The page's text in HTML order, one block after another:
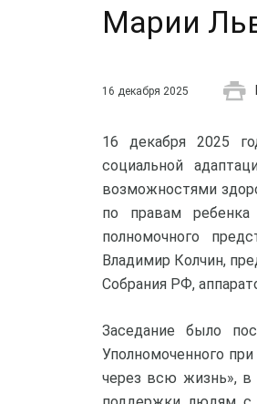
Марии
16 декабря 2025
16 декабря 2025
социальной
возможностями
по правам
полномочного
Владимир Колчин,
Собрания РФ,
Заседание было
Уполномоченного
через всю жизнь», в